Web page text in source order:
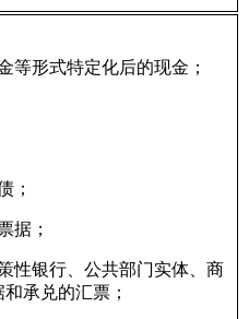
等形式特定化后的现金；
；
据；
性银行、公共部门实体、商
承兑的汇票；